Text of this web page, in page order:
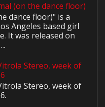
(on the dance floor)
dance floor)" is a
Angeles based girl
It was released on
Stereo, week of
Stereo, week of